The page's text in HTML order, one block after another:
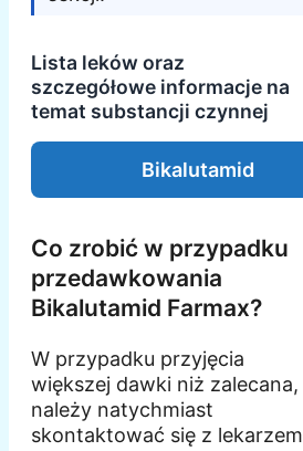
Lista leków oraz
szczegółowe informacje na
temat substancji czynnej
Bikalutamid
Co zrobić w przypadku
przedawkowania
Bikalutamid Farmax?
W przypadku przyjęcia
większej dawki niż zalecana,
należy natychmiast
skontaktować się z lekarzem